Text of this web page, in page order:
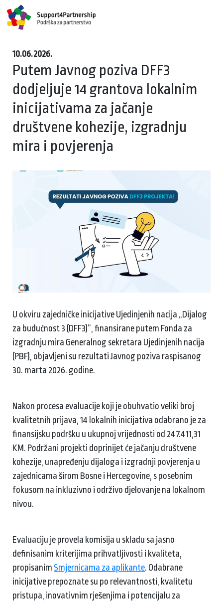
10.06.2026.
Putem Javnog poziva DFF3
dodjeljuje 14 grantova lokalnim
inicijativama za jačanje
društvene kohezije, izgradnju
mira i povjerenja
U okviru zajedničke inicijative Ujedinjenih nacija „Dijalog
za budućnost 3 (DFF3)”, finansirane putem Fonda za
izgradnju mira Generalnog sekretara Ujedinjenih nacija
(PBF), objavljeni su rezultati Javnog poziva raspisanog
30. marta 2026. godine.
Nakon procesa evaluacije koji je obuhvatio veliki broj
kvalitetnih prijava, 14 lokalnih inicijativa odabrano je za
finansijsku podršku u ukupnoj vrijednosti od 247.411,31
KM. Podržani projekti doprinijet će jačanju društvene
kohezije, unapređenju dijaloga i izgradnji povjerenja u
zajednicama širom Bosne i Hercegovine, s posebnim
fokusom na inkluzivno i održivo djelovanje na lokalnom
nivou.
Evaluaciju je provela komisija u skladu sa jasno
definisanim kriterijima prihvatljivosti i kvaliteta,
propisanim Smjernicama za aplikante. Odabrane
inicijative prepoznate su po relevantnosti, kvalitetu
pristupa, inovativnim rješenjima i potencijalu za